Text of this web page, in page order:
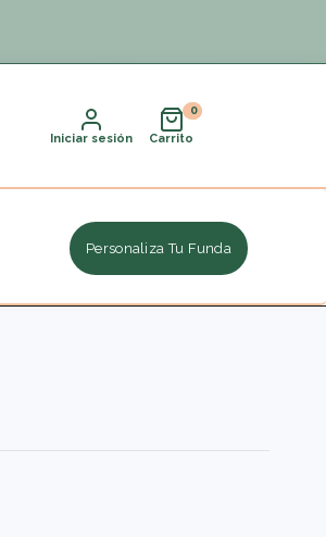
Iniciar sesión Carrito
Personaliza Tu Funda